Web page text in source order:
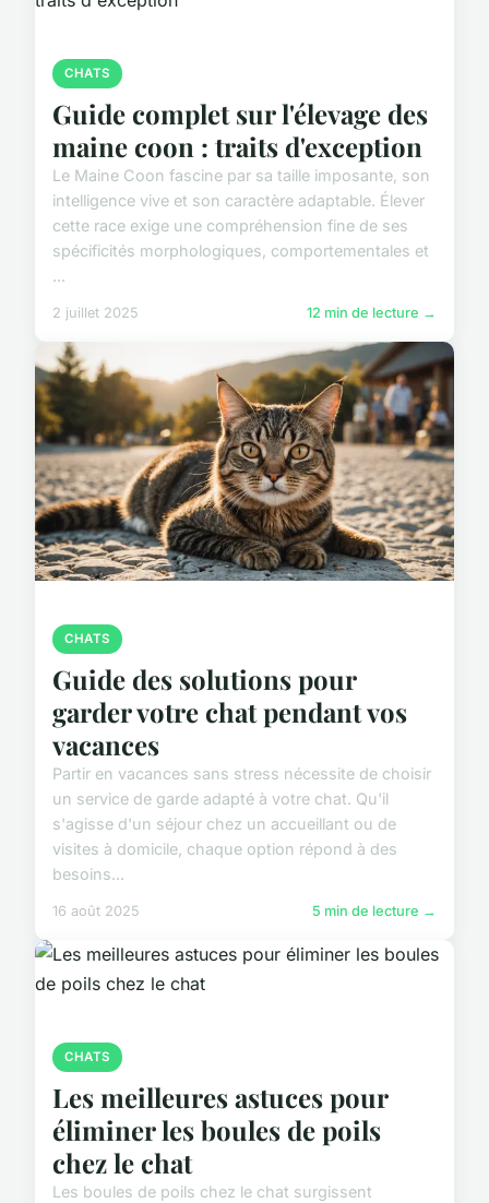
CHATS
Guide complet sur l'élevage des
maine coon : traits d'exception
Le Maine Coon fascine par sa taille imposante, son
intelligence vive et son caractère adaptable. Élever
cette race exige une compréhension fine de ses
spécificités morphologiques, comportementales et
...
2 juillet 2025 12 min de lecture →
CHATS
Guide des solutions pour
garder votre chat pendant vos
vacances
Partir en vacances sans stress nécessite de choisir
un service de garde adapté à votre chat. Qu'il
s'agisse d'un séjour chez un accueillant ou de
visites à domicile, chaque option répond à des
besoins...
16 août 2025 5 min de lecture →
CHATS
Les meilleures astuces pour
éliminer les boules de poils
chez le chat
Les boules de poils chez le chat surgissent